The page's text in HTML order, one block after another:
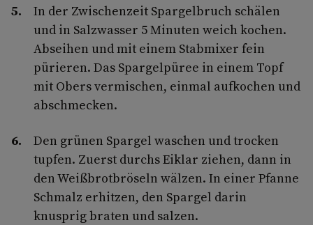
In der Zwischenzeit Spargelbruch schälen
und in Salzwasser 5 Minuten weich kochen.
Abseihen und mit einem Stabmixer fein
pürieren. Das Spargelpüree in einem Topf
mit Obers vermischen, einmal aufkochen und
abschmecken.
Den grünen Spargel waschen und trocken
tupfen. Zuerst durchs Eiklar ziehen, dann in
den Weißbrotbröseln wälzen. In einer Pfanne
Schmalz erhitzen, den Spargel darin
knusprig braten und salzen.